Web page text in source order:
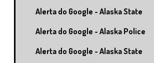
Alerta do Google - Alaska State
Alerta do Google - Alaska Police
Alerta do Google - Alaska State